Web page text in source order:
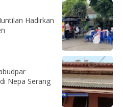
Hadirkan
Nepa Serang